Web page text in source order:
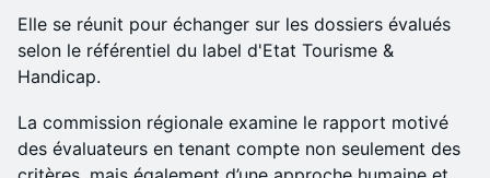
Elle se réunit pour échanger sur les dossiers évalués
selon le référentiel du label d'Etat Tourisme &
Handicap.
La commission régionale examine le rapport motivé
des évaluateurs en tenant compte non seulement des